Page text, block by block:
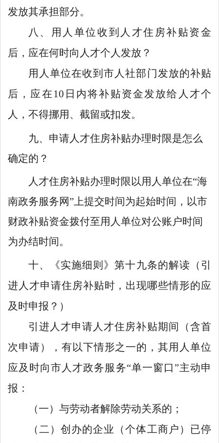
发放其承担部分。
八 、用人单位收到 人才住房补贴资金
后，应在何时向人才个人发放？
用人单位在收到市人社部门发放的补贴
后，应在 10 日内将补贴资金发放给人才个
人，不得挪用、截留或扣发。
九、申请人才住房补贴办理时限是怎么
确定的？
人才住房补贴办理时限以用人单位在“海
南政务服务网”上提交时间为起始时间，以市
财政补贴资金拨付至用人单位对公账户时间
为办结时间。
十、 《实施细则 》第十九条的解读 （ 引
进人才申请住房补贴时 ，出现哪些情形的应
及时申报？ ）
引进人才申请人才住房补贴期间（含首
次申请）
，有以下情形之一的，其用人单位
应及时向市人才政务服务“单一窗口 ”主动申
报 ：
（一） 与劳动者解除劳动关系的 ；
（二） 创办的企业 （个体工商户 ） 已停